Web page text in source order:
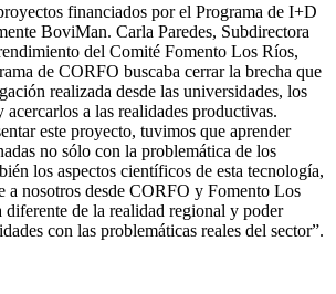
financiados por el Programa de I+D
BoviMan. Carla Paredes, Subdirectora
del Comité Fomento Los Ríos,
de CORFO buscaba cerrar la brecha que
realizada desde las universidades, los
a las realidades productivas.
este proyecto, tuvimos que aprender
no sólo con la problemática de los
los aspectos científicos de esta tecnología,
a nosotros desde CORFO y Fomento Los
diferente de la realidad regional y poder
con las problemáticas reales del sector”.